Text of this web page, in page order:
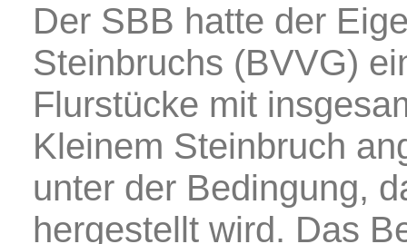
Der SBB hatte der
Steinbruchs (BVVG)
Flurstücke mit
Kleinem Steinbruch
unter der Bedingung,
hergestellt wird. Das